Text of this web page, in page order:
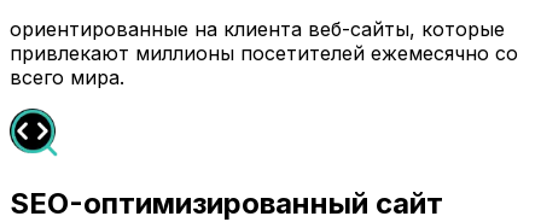
ориентированные на клиента веб-сайты, которые
привлекают миллионы посетителей ежемесячно со
всего мира.
SEO-оптимизированный сайт